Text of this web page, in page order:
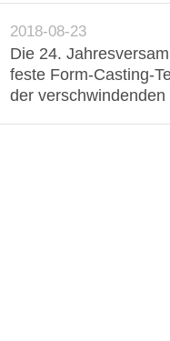
International Foundry
2018-08-23
Die 24.
feste Form-Casting-
der verschwindenden